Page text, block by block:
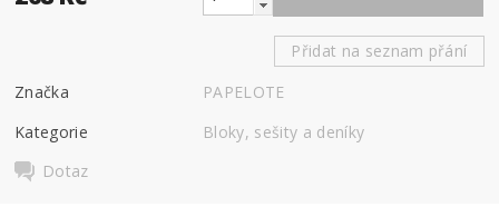
Přidat na seznam přání
Značka
PAPELOTE
Kategorie
Bloky, sešity a deníky
Dotaz